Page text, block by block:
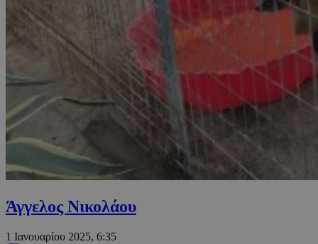
Άγγελος Νικολάου
1 Ιανουαρίου 2025, 6:35